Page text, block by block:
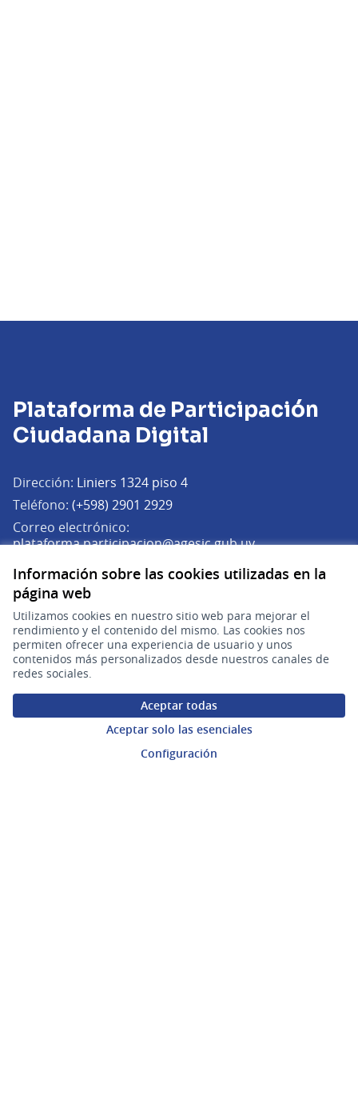
Información sobre las cookies utilizadas en la
página web
Utilizamos cookies en nuestro sitio web para mejorar el
rendimiento y el contenido del mismo. Las cookies nos
permiten ofrecer una experiencia de usuario y unos
contenidos más personalizados desde nuestros canales de
redes sociales.
Aceptar todas
Aceptar solo las esenciales
Configuración
Plataforma de Participación
Ciudadana Digital
Dirección: Liniers 1324 piso 4
Teléfono: (+598) 2901 2929
Correo electrónico:
plataforma.participacion@agesic.gub.uy(Abrir en una
Horario de atención:
Lunes a viernes de 9:30 a 17:30 hs.
Plataforma de Participación Ciudadana Digital en X
(Enlace externo)
Plataforma de Participación Ciudadana Digital en Facebook
(Enlace externo)
Plataforma de Participación Ciudadana Digital en
(Enlace externo)
Participá
Inicio
Ámbitos Participativos